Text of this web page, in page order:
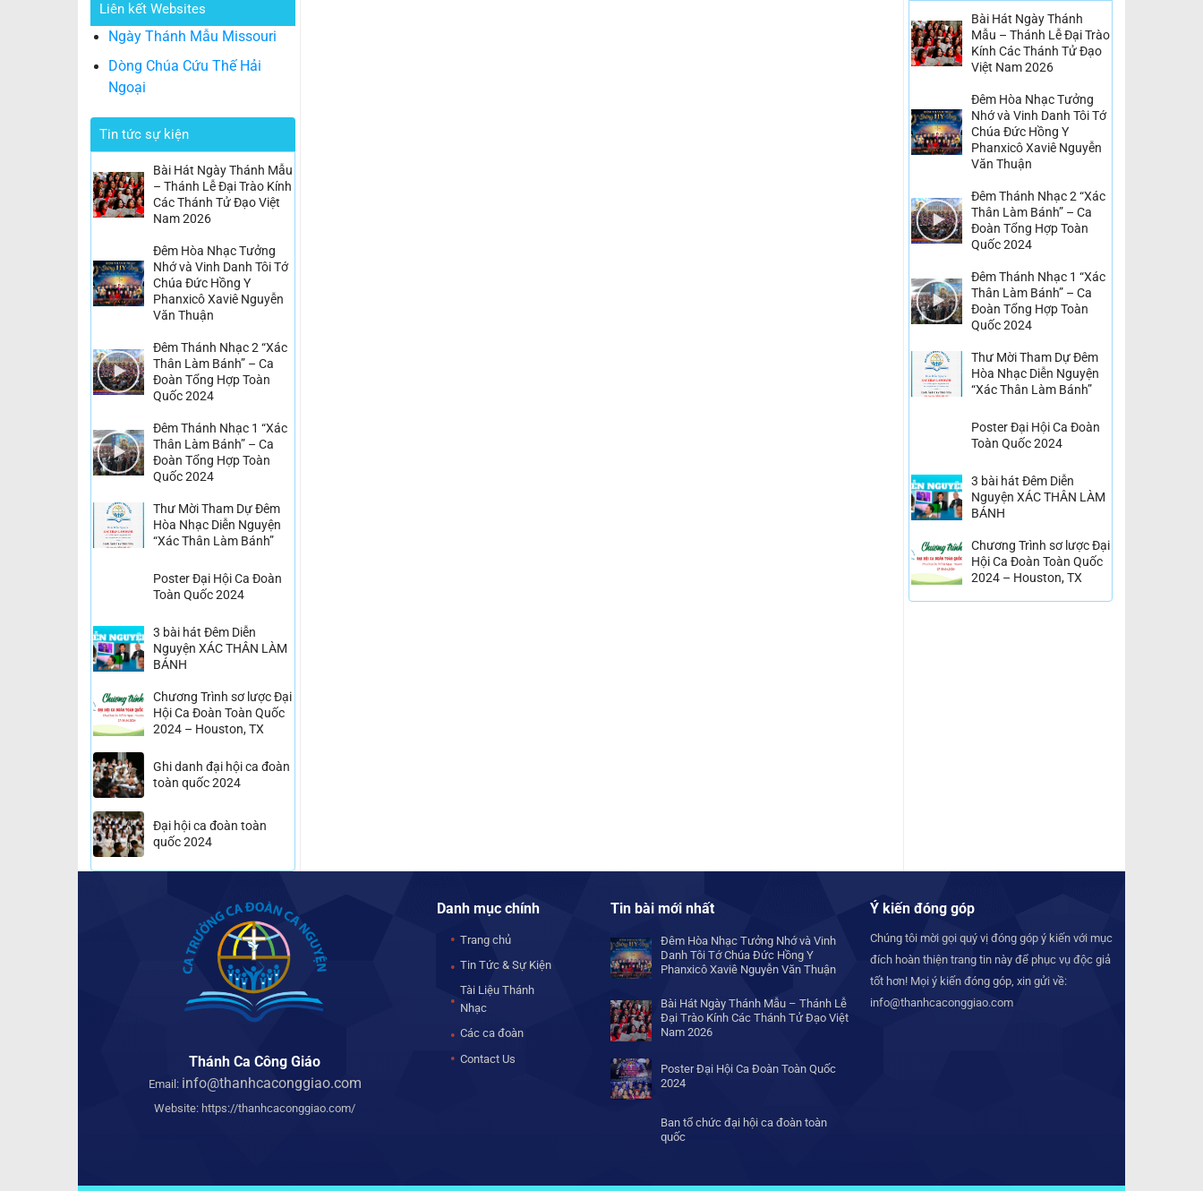
Liên kết Websites
Ngày Thánh Mẫu Missouri
Dòng Chúa Cứu Thế Hải
Ngoại
Tin tức sự kiện
Bài Hát Ngày Thánh Mẫu
– Thánh Lễ Đại Trào Kính
Các Thánh Tử Đạo Việt
Nam 2026
Đêm Hòa Nhạc Tưởng
Nhớ và Vinh Danh Tôi Tớ
Chúa Đức Hồng Y
Phanxicô Xaviê Nguyễn
Văn Thuận
Đêm Thánh Nhạc 2 “Xác
Thân Làm Bánh” – Ca
Đoàn Tổng Hợp Toàn
Quốc 2024
Đêm Thánh Nhạc 1 “Xác
Thân Làm Bánh” – Ca
Đoàn Tổng Hợp Toàn
Quốc 2024
Thư Mời Tham Dự Đêm
Hòa Nhạc Diễn Nguyện
“Xác Thân Làm Bánh”
Poster Đại Hội Ca Đoàn
Toàn Quốc 2024
3 bài hát Đêm Diễn
Nguyện XÁC THÂN LÀM
BÁNH
Chương Trình sơ lược Đại
Hội Ca Đoàn Toàn Quốc
2024 – Houston, TX
Ghi danh đại hội ca đoàn
toàn quốc 2024
Đại hội ca đoàn toàn
quốc 2024
Bài Hát Ngày Thánh
Mẫu – Thánh Lễ Đại Trào
Kính Các Thánh Tử Đạo
Việt Nam 2026
Đêm Hòa Nhạc Tưởng
Nhớ và Vinh Danh Tôi Tớ
Chúa Đức Hồng Y
Phanxicô Xaviê Nguyễn
Văn Thuận
Đêm Thánh Nhạc 2 “Xác
Thân Làm Bánh” – Ca
Đoàn Tổng Hợp Toàn
Quốc 2024
Đêm Thánh Nhạc 1 “Xác
Thân Làm Bánh” – Ca
Đoàn Tổng Hợp Toàn
Quốc 2024
Thư Mời Tham Dự Đêm
Hòa Nhạc Diễn Nguyện
“Xác Thân Làm Bánh”
Poster Đại Hội Ca Đoàn
Toàn Quốc 2024
3 bài hát Đêm Diễn
Nguyện XÁC THÂN LÀM
BÁNH
Chương Trình sơ lược Đại
Hội Ca Đoàn Toàn Quốc
2024 – Houston, TX
Thánh Ca Công Giáo
Email: info@thanhcaconggiao.com
Website: https://thanhcaconggiao.com/
Danh mục chính
Trang chủ
Tin Tức & Sự Kiện
Tài Liệu Thánh
Nhạc
Các ca đoàn
Contact Us
Tin bài mới nhất
Đêm Hòa Nhạc Tưởng Nhớ và Vinh
Danh Tôi Tớ Chúa Đức Hồng Y
Phanxicô Xaviê Nguyễn Văn Thuận
Bài Hát Ngày Thánh Mẫu – Thánh Lễ
Đại Trào Kính Các Thánh Tử Đạo Việt
Nam 2026
Poster Đại Hội Ca Đoàn Toàn Quốc
2024
Ban tổ chức đại hội ca đoàn toàn
quốc
Ý kiến đóng góp
Chúng tôi mời gọi quý vị đóng góp ý kiến với mục
đích hoàn thiện trang tin này để phục vụ độc giả
tốt hơn! Mọi ý kiến đóng góp, xin gửi về:
info@thanhcaconggiao.com